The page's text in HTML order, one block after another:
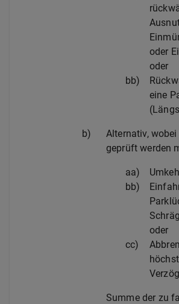
oder
oder
bb)
eine
b)
Alternativ,
geprüft werden
aa)
bb)
oder
cc)
Summe der zu